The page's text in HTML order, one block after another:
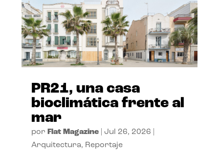
PR21, una casa
bioclimática frente al
mar
por Flat Magazine| Jul 26, 2026
Arquitectura, Reportaje